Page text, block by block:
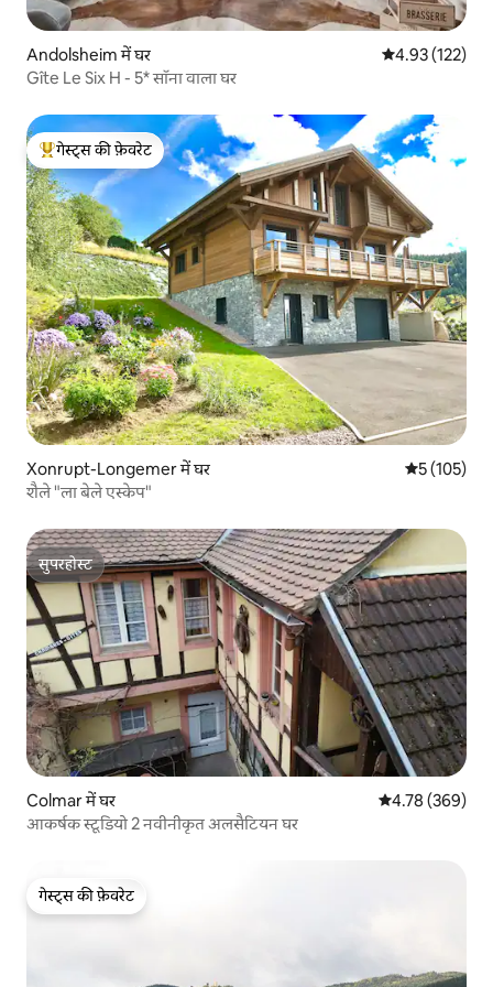
Andolsheim में घर औसत रेटिंग 5 में से
4.93 (122)
Gîte Le Six H - 5* सॉना वाला घर
गेस्ट्स का टॉप फ़ेवरेट
गेस्ट्स की फ़ेवरेट
Xonrupt-Longemer में घर औसत रेटिंग 5
5 (105)
शैले "ला बेले एस्केप"
सुपरहोस्ट
सुपरहोस्ट
Colmar में घर औसत रेटिंग 5 में से
4.78 (369)
आकर्षक स्टूडियो 2 नवीनीकृत अलसैटियन घर
गेस्ट्स की फ़ेवरेट
गेस्ट्स की फ़ेवरेट